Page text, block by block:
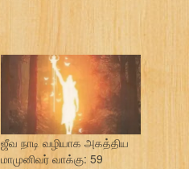
ஜீவ நாடி வழியாக அகத்திய
மாமுனிவர் வாக்கு: 59